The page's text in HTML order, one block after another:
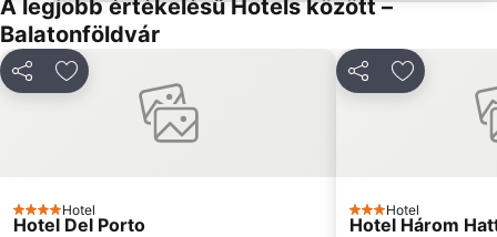
Tapolca Belváros
Balatonföldvár Vasútállomás
Anna-bál
Szigligeti Vár
Festetics-kastély
Húsvéti Programok Balatonfüreden
Pünkösdi Művészeti Fesztivál Balatonfüred
A legjobb értékelésű Hotels között –
Balatonföldvár
MegosztásHozzáadás a kedvencekhez
4 Kategória
Hotel
Hotel Del Porto
Megosztás
3 Kategória
Hotel
Hotel Három